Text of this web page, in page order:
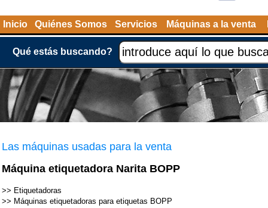
Inicio Quiénes Somos Servicios Máquinas a la venta
Qué estás buscando?
Las máquinas usadas para la venta
Máquina etiquetadora Narita BOPP
>> Etiquetadoras
>> Máquinas etiquetadoras para etiquetas BOPP